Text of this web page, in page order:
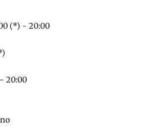
(*) - 20:00
- 20:00